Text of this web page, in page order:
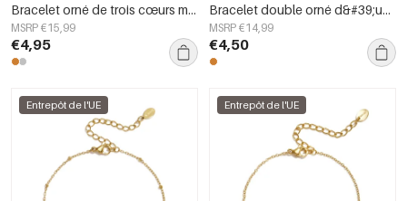
Bracelet orné de trois cœurs massifs et de pierres.
MSRP €15,99
€4,95
Bracelet double orné d&#39;un cœur minimaliste et de pierres de zircone
MSRP €14,99
€4,50
Entrepôt de l'UE Entrepôt de l'UE